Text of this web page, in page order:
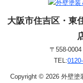
大阪市住吉区・東
〒558-
TEL:
Copyright © 2026 外壁塗